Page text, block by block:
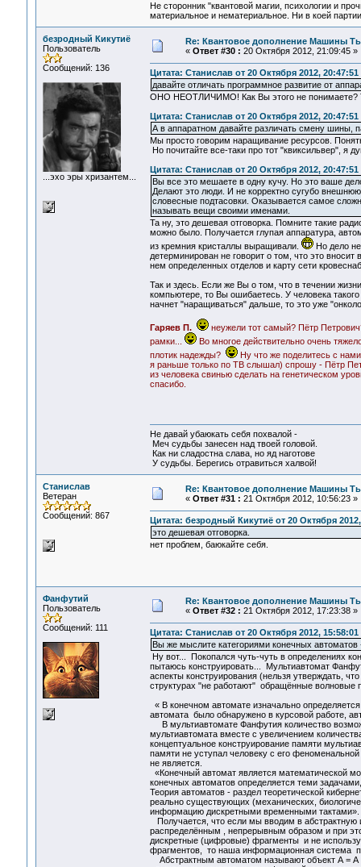
Не сторонник "квантовой магии, психологии и
материальное и нематериальное. Ни в коей
безродный Кикутиё
Пользователь
Сообщений: 136
...эхо эры хризантем...
Re: Квантовое дополнение Машины
« Ответ #30 : 20 Октября 2012, 21:09:45 »
Цитата: Станислав от 20 Октября 2012, 20:47:51
давайте отличать программное развитие от
ОНО НЕОТЛИЧИМО! Как Вы этого не понимаете?
Цитата: Станислав от 20 Октября 2012, 20:47:51
А в аппаратном давайте различать смену шины,
Мы просто говорим наращивание ресурсов.
Но почитайте все-таки про тот "квиксильвер", я
Цитата: Станислав от 20 Октября 2012, 20:47:51
Вы все это мешаете в одну кучу. Но это ваше
Делают это люди. И не корректно сугубо
словесные подтасовки. Оказывается самое
называть вещи своими именами.
Та ну, это дешевая отговорка. Помните такие
можно было. Получается глупая аппаратура,
из кремния кристаллы выращивали.
Но дело не
детерминирован не говорит о том, что это
нем определенных отделов и карту сети
Так и здесь. Если же Вы о том, что в течении
компьютере, то Вы ошибаетесь. У человека
начнет "наращиваться" дальше, то это уже
Гаряев П.
неужели тот самый? Пётр
рамки...
Во многое действительно очень
плотик надежды?
Ну что же поделитесь с
я раньше только по ТВ слышал) спрошу - Пётр
из человека свинью сделать на генетическом
спасибо.
Не давай убаюкать себя похвалой -
Меч судьбы занесен над твоей головой.
Как ни сладостна слава, но яд наготове
У судьбы. Берегись отравиться халвой!
Станислав
Ветеран
Сообщений: 867
Re: Квантовое дополнение Машины
« Ответ #31 : 21 Октября 2012, 10:56:23 »
Цитата: безродный Кикутиё от 20 Октября
это дешевая отговорка.
нет проблем, баюкайте себя.
Фанфутий
Пользователь
Сообщений: 111
Re: Квантовое дополнение Машины
« Ответ #32 : 21 Октября 2012, 17:23:38 »
Цитата: Станислав от 20 Октября 2012, 15:58:01
Вы же мыслите категориями конечных автоматов
Ну вот... Покопался чуть-чуть в определениях
пытаюсь конструировать... Мультиавтомат
аспекты конструирования (нельзя утверждать,
структурах "не работают" обращённые волновые
« В конечном автомате изначально
автомата было обнаружено в курсовой работе,
В мультиавтомате Фанфутия количество
мультиавтомата вместе с увеличением
концептуальное конструирование памяти
памяти не уступал человеку с его
не является.
«Конечный автомат является математической
конечных автоматов определяется теми
Теория автоматов - раздел теоретической
реально существующих (механических,
информацию дискретными временными тактами».
Получается, что если мы вводим в
распределённым , непрерывным образом и при
дискретные (цифровые) фрагменты и не
фрагментов, то наша информационная система
Абстрактным автоматом называют объект А = А